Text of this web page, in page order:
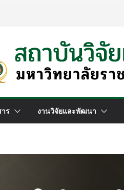
ร งานวิจัยและพัฒนา